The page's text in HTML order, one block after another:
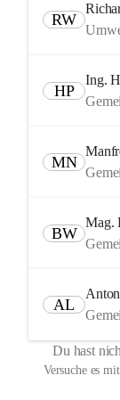
RW
HP
Ing.
MN
BW
Mag.
AL
Du hast
Versuche es